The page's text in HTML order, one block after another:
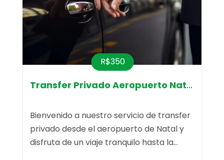
R$350
Transfer Privado Aeropuerto Natal-
Bienvenido a nuestro servicio de transfer
privado desde el aeropuerto de Natal y
disfruta de un viaje tranquilo hasta la